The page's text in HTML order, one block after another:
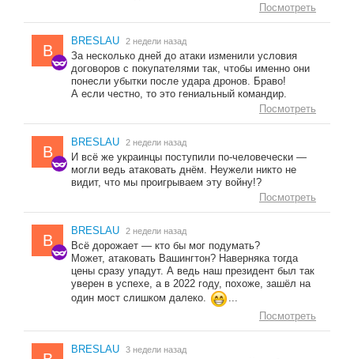
Посмотреть
B
BRESLAU 2 недели назад
За несколько дней до атаки изменили условия
договоров с покупателями так, чтобы именно они
понесли убытки после удара дронов. Браво!
А если честно, то это гениальный командир.
Посмотреть
B
BRESLAU 2 недели назад
И всё же украинцы поступили по-человечески —
могли ведь атаковать днём. Неужели никто не
видит, что мы проигрываем эту войну!?
Посмотреть
B
BRESLAU 2 недели назад
Всё дорожает — кто бы мог подумать?
Может, атаковать Вашингтон? Наверняка тогда
цены сразу упадут. А ведь наш президент был так
уверен в успехе, а в 2022 году, похоже, зашёл на
один мост слишком далеко.
...
Посмотреть
BRESLAU 3 недели назад